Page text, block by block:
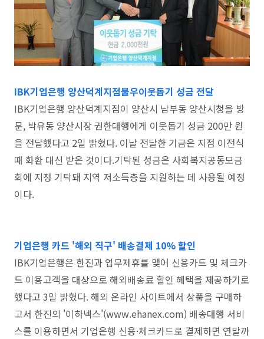
IBK기업은행 양산덕계지점불우이웃돕기 성금 전달
IBK기업은행 양산덕계지점이 양산시 남부동 양산시청을 방
문, 박유동 양산시장 권한대행에게 이웃돕기 성금 200만 원
을 전달했다고 2일 밝혔다. 이날 전달한 기금은 지점 이전식
때 화환 대신 받은 것이다.기탁된 성금은 사회복지공동모금
회에 지정 기탁돼 지역 저소득층을 지원하는 데 사용될 예정
이다.
기업은행 카드 '해외 직구' 배송결제 10% 할인
IBK기업은행은 한진과 업무제휴를 맺어 신용카드 및 체크카
드 이용고객을 대상으로 해외배송료 할인 혜택을 제공하기로
했다고 3일 밝혔다. 해외 온라인 사이트에서 상품을 구매하
고서 한진의 '이하넥스'(www.ehanex.com) 배송대행 서비
스를 이용하면서 기업은행 신용·체크카드로 결제하면 연말까